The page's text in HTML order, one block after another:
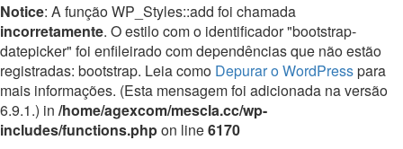
Notice: A função WP_Styles::add foi chamada
incorretamente. O estilo com o identificador "bootstrap-
datepicker" foi enfileirado com dependências que não estão
registradas: bootstrap. Leia como Depurar o WordPresspara
mais informações. (Esta mensagem foi adicionada na versão
6.9.1.) in /home/agexcom/mescla.cc/wp-
includes/functions.phpon line6170